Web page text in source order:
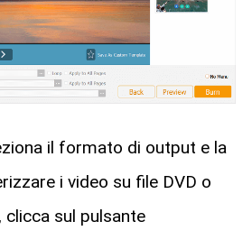
il formato di output e la
i video su file DVD o
clicca sul pulsante